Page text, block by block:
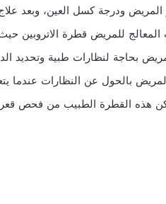
ودرجة كسل العين، وبعد
للمريض قطرة الاتروبين حيث
بحاجة لنظارات طبية وتحديد
بالحول عن النظارات عندما
هذه القطرة الطبيب من فحص